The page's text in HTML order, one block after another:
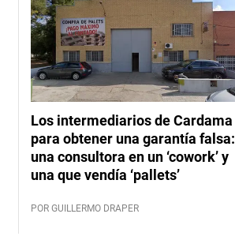
Los intermediarios de Cardama
para obtener una garantía falsa:
una consultora en un ‘cowork’ y
una que vendía ‘pallets’
POR GUILLERMO DRAPER